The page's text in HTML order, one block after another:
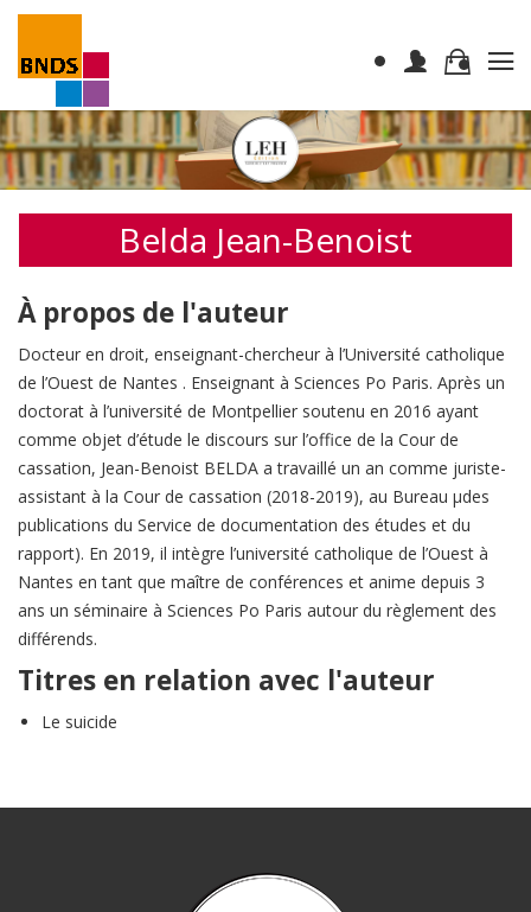
Belda Jean-Benoist
À propos de l'auteur
Docteur en droit, enseignant-chercheur à l’Université catholique
de l’Ouest de Nantes . Enseignant à Sciences Po Paris. Après un
doctorat à l’université de Montpellier soutenu en 2016 ayant
comme objet d’étude le discours sur l’office de la Cour de
cassation, Jean-Benoist BELDA a travaillé un an comme juriste-
assistant à la Cour de cassation (2018-2019), au Bureau μdes
publications du Service de documentation des études et du
rapport). En 2019, il intègre l’université catholique de l’Ouest à
Nantes en tant que maître de conférences et anime depuis 3
ans un séminaire à Sciences Po Paris autour du règlement des
différends.
Titres en relation avec l'auteur
Le suicide